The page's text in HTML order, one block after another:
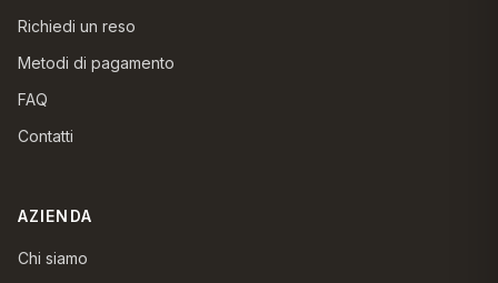
Richiedi un reso
Metodi di pagamento
FAQ
Contatti
AZIENDA
Chi siamo